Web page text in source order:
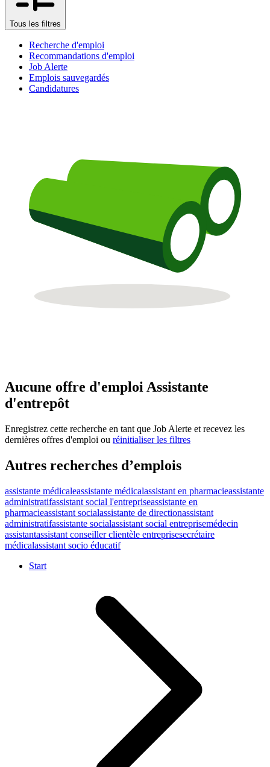
Tous les filtres
Recherche d'emploi
Recommandations d'emploi
Job Alerte
Emplois sauvegardés
Candidatures
Aucune offre d'emploi Assistante
d'entrepôt
Enregistrez cette recherche en tant que Job Alerte et recevez les
dernières offres d'emploi ou réinitialiser les filtres
Autres recherches d’emplois
assistante médicaleassistante médicalassistant en pharmacieassistante
administratifassistant social l'entrepriseassistante en
pharmacieassistant socialassistante de directionassistant
administratifassistante socialassistant social entreprisemédecin
assistantassistant conseiller clientèle entreprisesecrétaire
médicalassistant socio éducatif
Start